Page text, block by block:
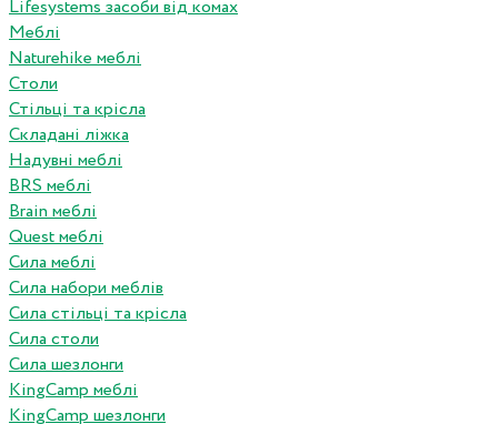
Lifesystems засоби від комах
Меблі
Naturehike меблі
Столи
Стільці та крісла
Складані ліжка
Надувні меблі
BRS меблі
Brain меблі
Quest меблі
Сила меблі
Сила набори меблів
Сила стільці та крісла
Сила столи
Сила шезлонги
KingCamp меблі
KingCamp шезлонги